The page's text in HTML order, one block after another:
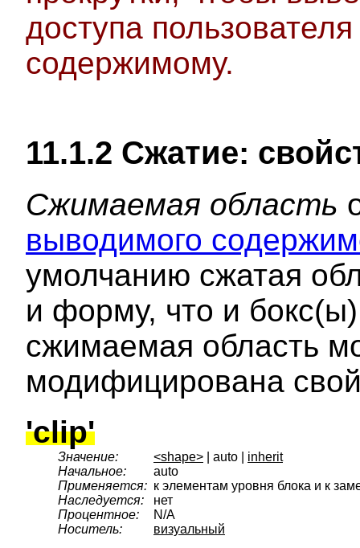
доступа
содержимому.
11.1.2 Сжатие:
Сжимаемая область
выводимого
умолчанию сжатая
и форму, что и
сжимаемая область
модифицирована
'clip'
Значение: <shape> | auto | inherit
Начальное:
auto
Применяется: к элементам уровня блока и к
Наследуется:
нет
Процентное:
N/A
Носитель:
визуальный